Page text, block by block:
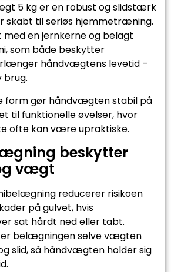
5 kg er en robust og slidstærk
skabt til seriøs hjemmetræning.
en jernkerne og belagt
som både beskytter
håndvægtens levetid –
brug.
form gør håndvægten stabil på
til funktionelle øvelser, hvor
ofte kan være upraktiske.
beskytter
vægt
reducerer risikoen
på gulvet, hvis
sat hårdt ned eller tabt.
belægningen selve vægten
slid, så håndvægten holder sig